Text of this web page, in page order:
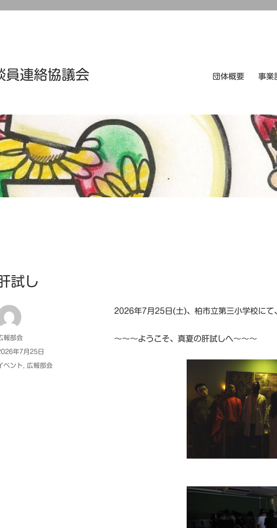
員連絡協議会 団体概要 事業
試し
2026年7月25日(土)、柏市立第三小学校にて
～～～ようこそ、真夏の肝試しへ～～～
報部会
稿
年7月25日
ベント, 広報部会